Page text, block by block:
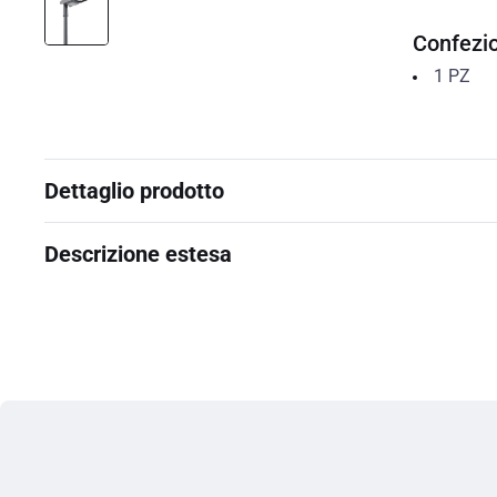
1 PZ
Dettaglio prodotto
Descrizione estesa